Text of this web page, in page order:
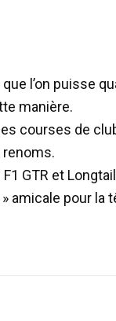
l’on puisse
manière.
courses de
F1 GTR et
amicale pour la